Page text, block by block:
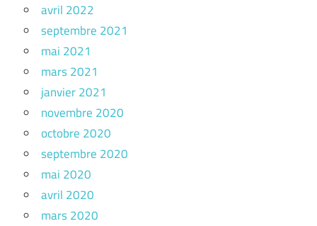
avril 2022
septembre 2021
mai 2021
mars 2021
janvier 2021
novembre 2020
octobre 2020
septembre 2020
mai 2020
avril 2020
mars 2020